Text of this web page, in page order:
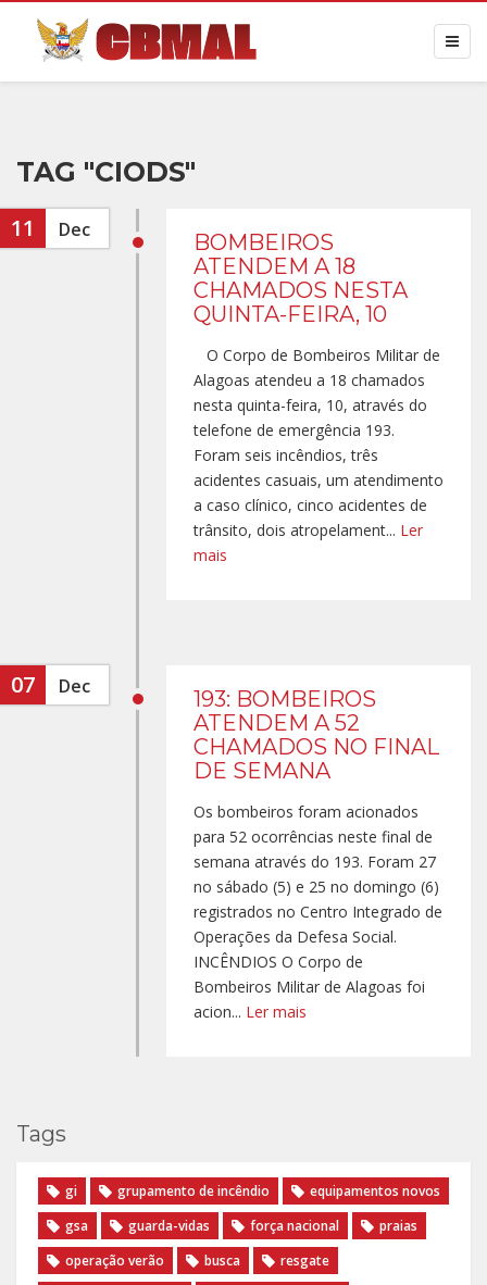
TAG "CIODS"
11 Dec
BOMBEIROS
ATENDEM A 18
CHAMADOS NESTA
QUINTA-FEIRA, 10
O Corpo de Bombeiros Militar de
Alagoas atendeu a 18 chamados
nesta quinta-feira, 10, através do
telefone de emergência 193.
Foram seis incêndios, três
acidentes casuais, um atendimento
a caso clínico, cinco acidentes de
trânsito, dois atropelament... Ler
mais
07 Dec
193: BOMBEIROS
ATENDEM A 52
CHAMADOS NO FINAL
DE SEMANA
Os bombeiros foram acionados
para 52 ocorrências neste final de
semana através do 193. Foram 27
no sábado (5) e 25 no domingo (6)
registrados no Centro Integrado de
Operações da Defesa Social.
INCÊNDIOS O Corpo de
Bombeiros Militar de Alagoas foi
acion... Ler mais
Tags
gi grupamento de incêndio
equipamentos novos
gsa
guarda-vidas força nacional
praias
operação verão
busca
resgate